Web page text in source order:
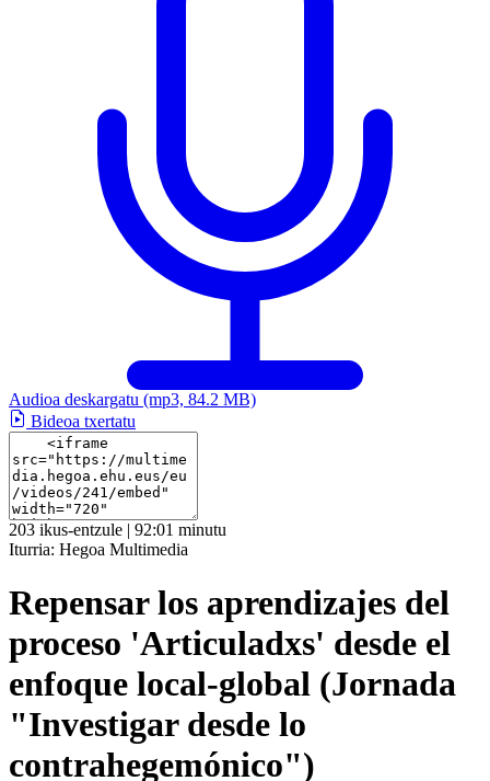
Audioa deskargatu (mp3, 84.2 MB)
Bideoa txertatu
203 ikus-entzule | 92:01 minutu
Iturria: Hegoa Multimedia
Repensar los aprendizajes del
proceso 'Articuladxs' desde el
enfoque local-global (Jornada
"Investigar desde lo
contrahegemónico")